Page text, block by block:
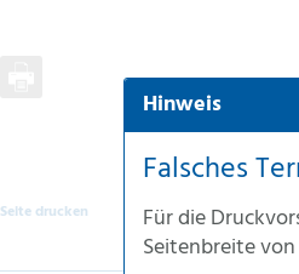
Desktop-Version
Accessible-Version
Seite drucken
Hinweis
Falsches
Für die
Seitenbreite von